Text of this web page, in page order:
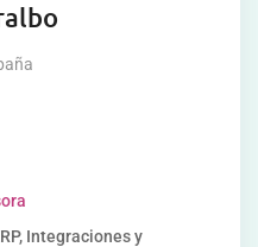
Integraciones y